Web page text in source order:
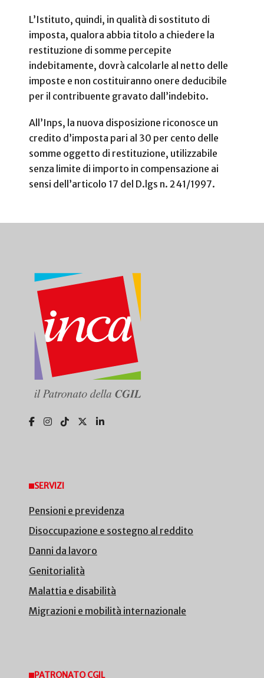
L’Istituto, quindi, in qualità di sostituto di
imposta, qualora abbia titolo a chiedere la
restituzione di somme percepite
indebitamente, dovrà calcolarle al netto delle
imposte e non costituiranno onere deducibile
per il contribuente gravato dall’indebito.
All’Inps, la nuova disposizione riconosce un
credito d’imposta pari al 30 per cento delle
somme oggetto di restituzione, utilizzabile
senza limite di importo in compensazione ai
sensi dell’articolo 17 del D.lgs n. 241/1997.
SERVIZI
Pensioni e previdenza
Disoccupazione e sostegno al reddito
Danni da lavoro
Genitorialità
Malattia e disabilità
Migrazioni e mobilità internazionale
PATRONATO CGIL